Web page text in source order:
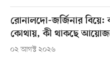
রোনালদো-জর্জিনার বিয়ে:
কোথায়, কী থাকছে
০২ আগস্ট ২০২৬